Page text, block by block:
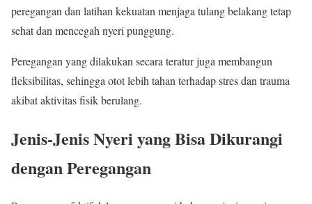
peregangan dan latihan kekuatan menjaga tulang belakang tetap
sehat dan mencegah nyeri punggung.
Peregangan yang dilakukan secara teratur juga membangun
fleksibilitas, sehingga otot lebih tahan terhadap stres dan trauma
akibat aktivitas fisik berulang.
Jenis-Jenis Nyeri yang Bisa Dikurangi
dengan Peregangan